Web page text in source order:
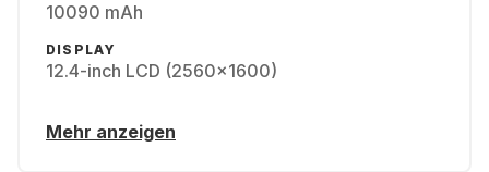
10090 mAh
DISPLAY
12.4-inch LCD (2560x1600)
Mehr anzeigen